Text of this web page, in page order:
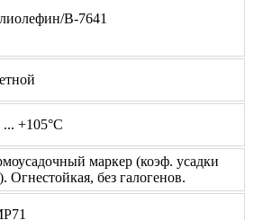
В-7641
... +105°С
маркер (коэф. усадки
Огнестойкая, без галогенов.